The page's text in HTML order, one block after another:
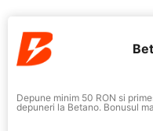
Depune minim 50 RON si
depuneri la Betano. Bonusul